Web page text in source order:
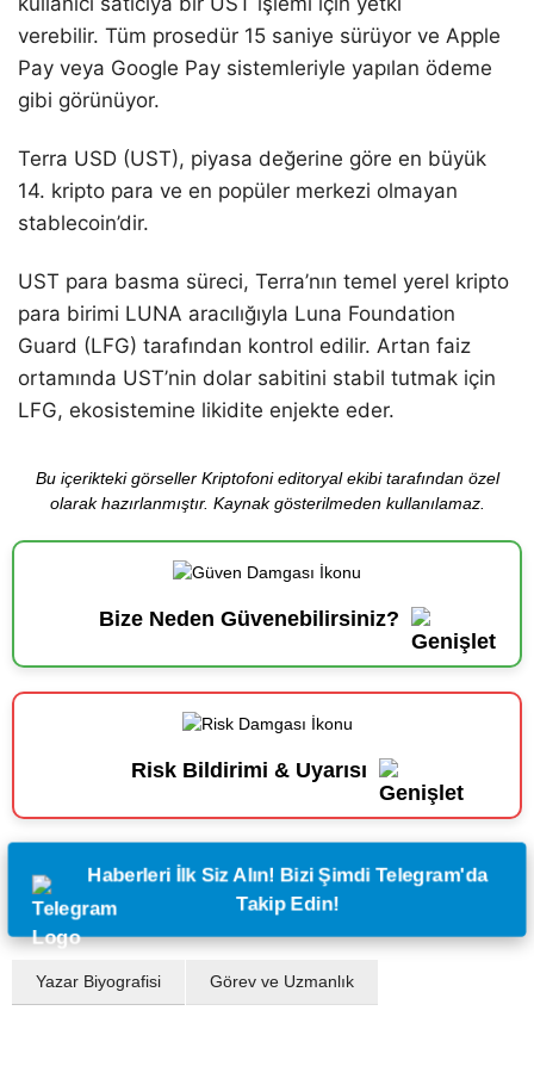
verebilir. Tüm prosedür 15 saniye sürüyor ve Apple
Pay veya Google Pay sistemleriyle yapılan ödeme
gibi görünüyor.
Terra USD (UST), piyasa değerine göre en büyük
14. kripto para ve en popüler merkezi olmayan
stablecoin’dir.
UST para basma süreci, Terra’nın temel yerel kripto
para birimi LUNA aracılığıyla Luna Foundation
Guard (LFG) tarafından kontrol edilir. Artan faiz
ortamında UST’nin dolar sabitini stabil tutmak için
LFG, ekosistemine likidite enjekte eder.
Bu içerikteki görseller Kriptofoni editoryal ekibi tarafından özel
olarak hazırlanmıştır. Kaynak gösterilmeden kullanılamaz.
Bize Neden Güvenebilirsiniz?
Risk Bildirimi & Uyarısı
Haberleri İlk Siz Alın! Bizi Şimdi Telegram'da
Takip Edin!
Yazar Biyografisi Görev ve Uzmanlık